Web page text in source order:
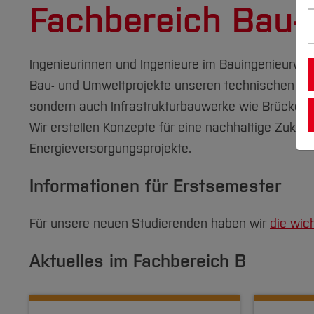
Fachbereich
Ingenieurinnen und Ingenieure im
Bau- und Umweltprojekte unseren technischen
sondern auch Infrastrukturbauwerke wie
Wir erstellen Konzepte für eine nachhaltige
Energieversorgungsprojekte.
Informationen für Erstsemester
Für unsere neuen Studierenden haben wir die
Aktuelles im Fachbereich B